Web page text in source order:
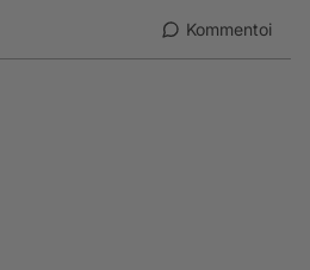
Kommentoi